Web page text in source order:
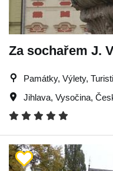
Za sochařem J.
Památky, Výlety,
Jihlava, Vysočina,